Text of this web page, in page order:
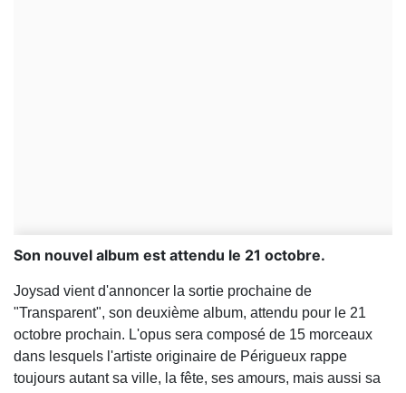
Son nouvel album est attendu le 21 octobre.
Joysad vient d'annoncer la sortie prochaine de
"Transparent", son deuxième album, attendu pour le 21
octobre prochain. L'opus sera composé de 15 morceaux
dans lesquels l'artiste originaire de Périgueux rappe
toujours autant sa ville, la fête, ses amours, mais aussi sa